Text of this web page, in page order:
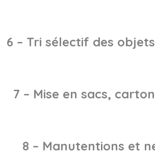
6 – Tri sélectif des
7 – Mise en sacs,
8 – Manutentions et